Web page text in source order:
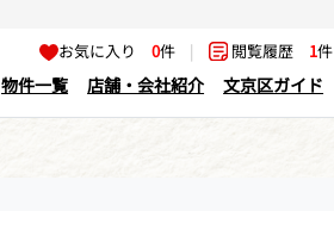
お気に入り0件 | 閲覧履歴 1件
物件一覧 店舗・会社紹介 文京区ガイド